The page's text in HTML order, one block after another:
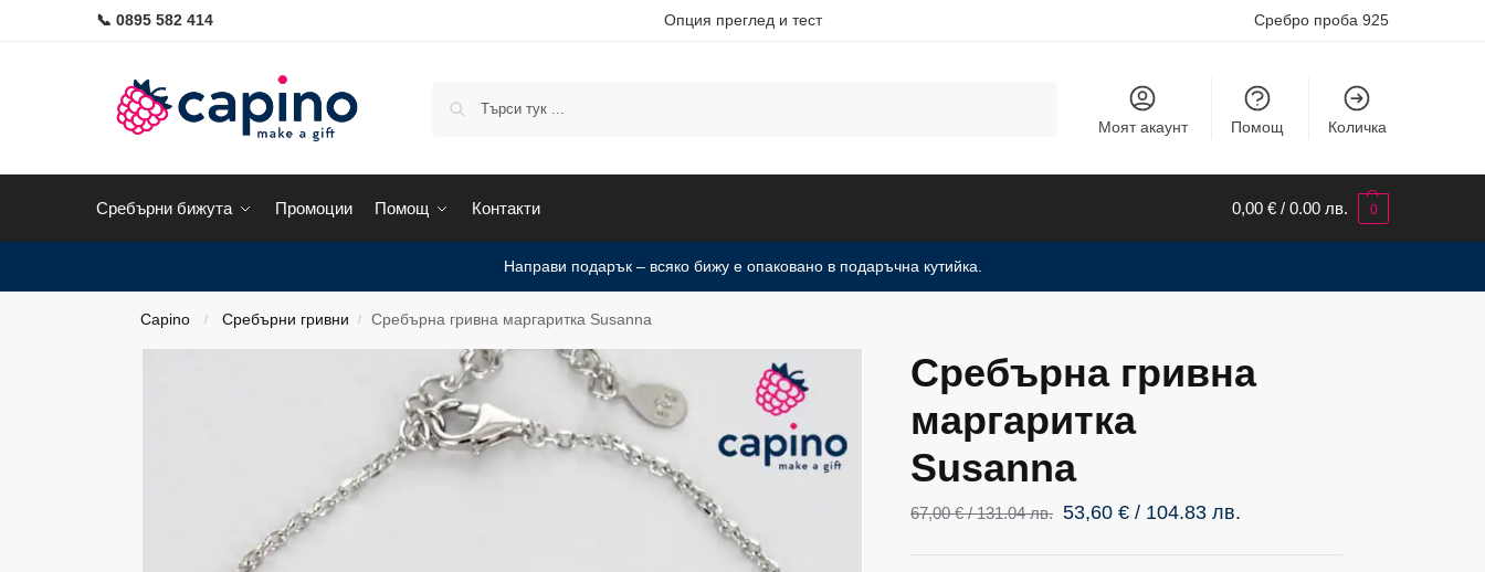
📞 0895 582 414 Опция преглед и тест Сребро проба 925
Моят акаунт Помощ Количка
Сребърни бижута Промоции Помощ Контакти 0,00 € / 0.00 лв. 0
Направи подарък – всяко бижу е опаковано в подаръчна кутийка.
Capino / Сребърни гривни / Сребърна гривна маргаритка Susanna
Сребърна гривна
маргаритка
Susanna
67,00€ / 131.04 лв. 53,60€ / 104.83 лв.